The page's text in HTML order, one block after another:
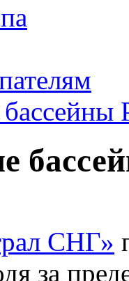
бассейны
СНГ»
за